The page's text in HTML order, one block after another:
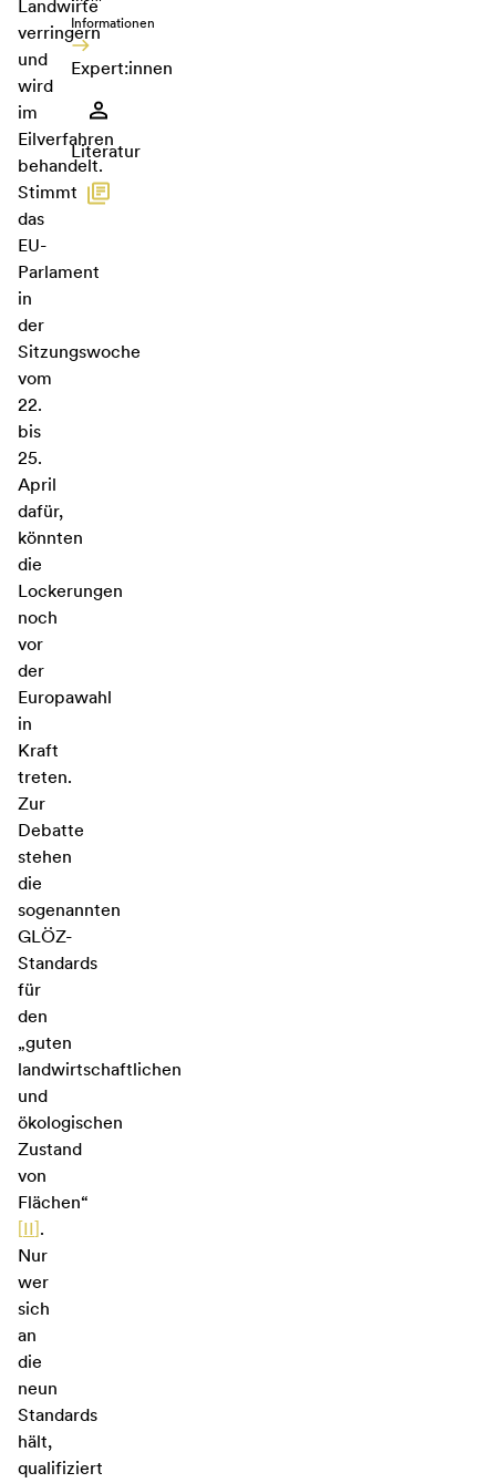
Landwirte
verringern
und
wird
im
Eilverfahren
behandelt.
Stimmt
das
EU-
Parlament
in
der
Sitzungswoche
vom
22.
bis
25.
April
dafür,
könnten
die
Lockerungen
noch
vor
der
Europawahl
in
Kraft
treten.
Zur
Debatte
stehen
die
sogenannten
GLÖZ-
Standards
für
den
„guten
landwirtschaftlichen
und
ökologischen
Zustand
von
Flächen“
[II].
Nur
wer
sich
an
die
neun
Standards
hält,
qualifiziert
Informationen
Expert:innen
Literatur